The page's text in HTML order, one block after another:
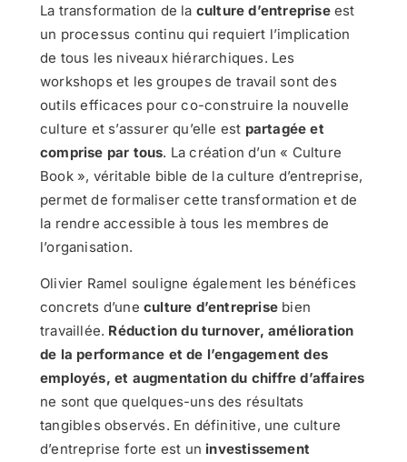
La transformation de la culture d’entrepriseest
un processus continu qui requiert l’implication
de tous les niveaux hiérarchiques. Les
workshops et les groupes de travail sont des
outils efficaces pour co-construire la nouvelle
culture et s’assurer qu’elle est partagée et
comprise par tous. La création d’un « Culture
Book », véritable bible de la culture d’entreprise,
permet de formaliser cette transformation et de
la rendre accessible à tous les membres de
l’organisation.
Olivier Ramel souligne également les bénéfices
concrets d’une culture d’entreprise bien
travaillée. Réduction du turnover, amélioration
de la performance et de l’engagement des
employés, et augmentation du chiffre d’affaires
ne sont que quelques-uns des résultats
tangibles observés. En définitive, une culture
d’entreprise forte est un investissement